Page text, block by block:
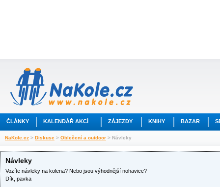
ČLÁNKY KALENDÁŘ AKCÍ ZÁJEZDY KNIHY BAZAR
NaKole.cz > Diskuse > Oblečení a outdoor > Návleky
Návleky
Vozíte návleky na kolena? Nebo jsou výhodnější nohavice?
Dík, pavka